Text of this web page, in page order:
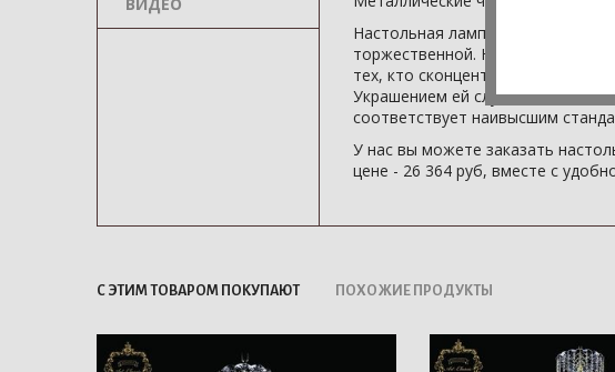
Настольная лампа
торжественной. Наполненная
тех, кто сконцентрирован на
Украшением ей служат подвесы -
соответствует наивысшим
У нас вы можете заказать
цене - 26 364 руб, вместе с
С ЭТИМ ТОВАРОМ ПОКУПАЮТ ПОХОЖИЕ ПРОДУКТЫ